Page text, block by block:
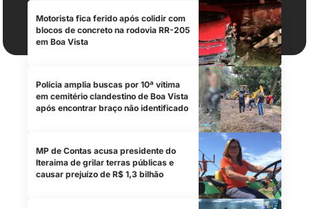
Motorista fica ferido após colidir com
blocos de concreto na rodovia RR-205
em Boa Vista
Polícia amplia buscas por 10ª vítima
em cemitério clandestino de Boa Vista
após encontrar braço não identificado
MP de Contas acusa presidente do
Iteraima de grilar terras públicas e
causar prejuízo de R$ 1,3 bilhão